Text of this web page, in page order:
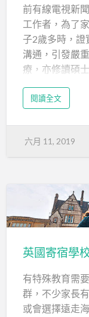
前有線電視新
工作者，為了
子2歲多時，證
溝通，引發嚴
療，亦修讀碩
育有一對分別
有線電視新聞
騰出更多時間
▲ Ellen形容，
界。（受訪者
不久後，細仔
轉、叫他也不
地等。與母嬰
半確定有自閉
閱讀全文
六月 11, 2019
英國寄宿學
有特殊教育需
群，不少家長
或會選擇遠走